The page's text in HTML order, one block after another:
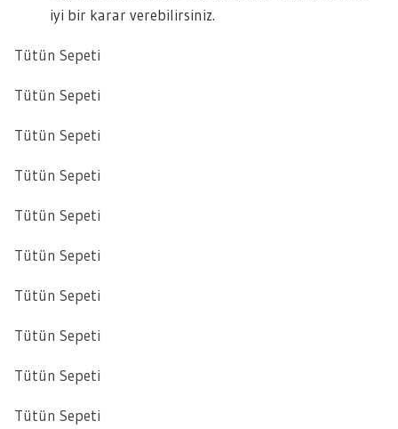
iyi bir karar verebilirsiniz.
Tütün Sepeti
Tütün Sepeti
Tütün Sepeti
Tütün Sepeti
Tütün Sepeti
Tütün Sepeti
Tütün Sepeti
Tütün Sepeti
Tütün Sepeti
Tütün Sepeti